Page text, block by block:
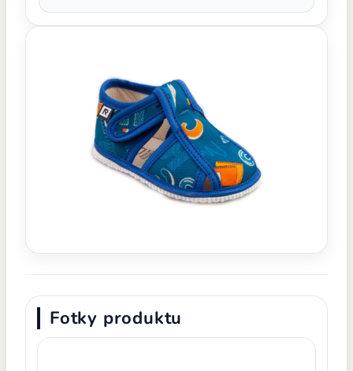
Fotky produktu